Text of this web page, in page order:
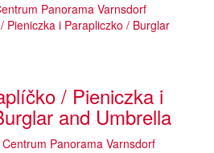
Panorama Varnsdorf
/ Pieniczka i
and Umbrella
Centrum Panorama Varnsdorf